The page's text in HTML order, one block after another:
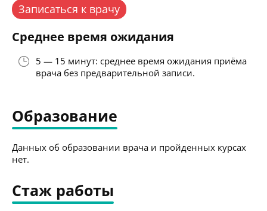
Записаться к врачу
Среднее время ожидания
5 — 15 минут: среднее время ожидания приёма
врача без предварительной записи.
Образование
Данных об образовании врача и пройденных курсах
нет.
Стаж работы